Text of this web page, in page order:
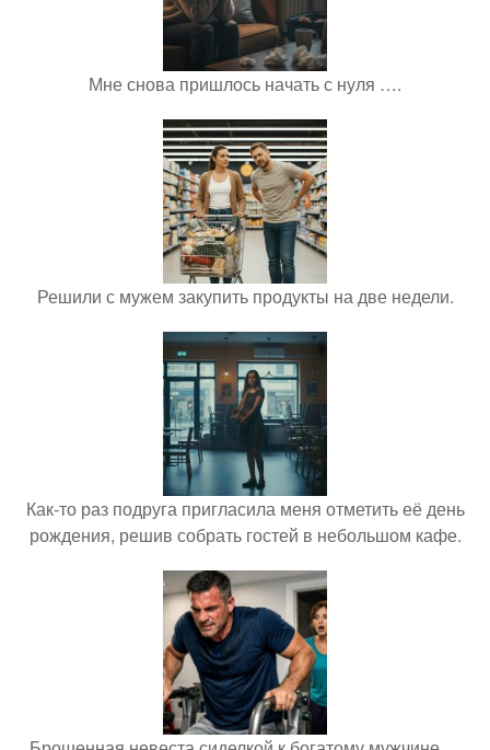
Мне снова пришлось начать с нуля ….
Решили с мужем закупить продукты на две недели.
Как-то раз подруга пригласила меня отметить её день
рождения, решив собрать гостей в небольшом кафе.